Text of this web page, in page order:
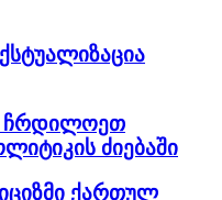
ჩრდილოეთ
ძიებაში
ქართულ